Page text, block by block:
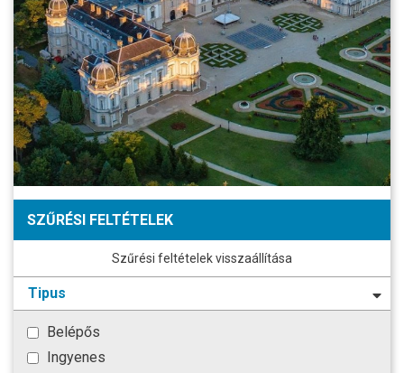
SZŰRÉSI FELTÉTELEK
Szűrési feltételek visszaállítása
Tipus
Belépős
Ingyenes